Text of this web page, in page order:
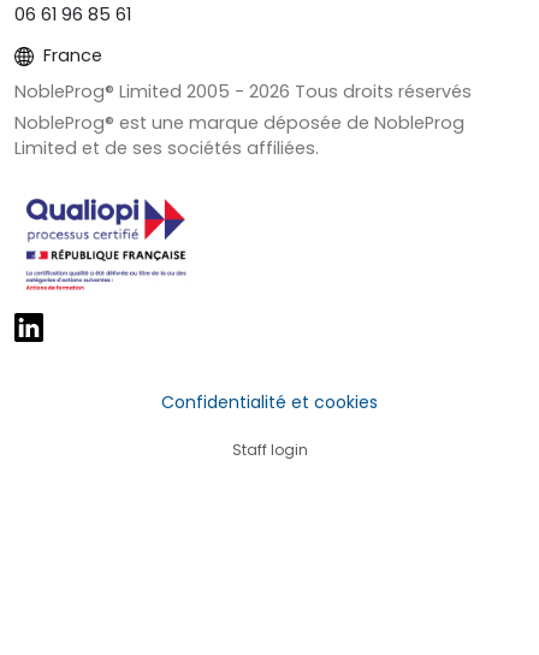
06 61 96 85 61
France
NobleProg® Limited 2005 - 2026 Tous droits réservés
NobleProg® est une marque déposée de NobleProg
Limited et de ses sociétés affiliées.
Confidentialité et cookies
Staff login